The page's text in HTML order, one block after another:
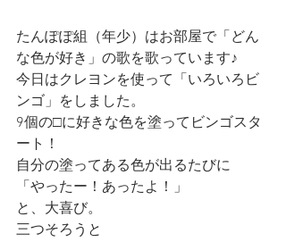
たんぽぽ組（年少）はお部屋で「どん
な色が好き」の歌を歌っています♪
今日はクレヨンを使って「いろいろビ
ンゴ」をしました。
9個の□に好きな色を塗ってビンゴスタ
ート！
自分の塗ってある色が出るたびに
「やったー！あったよ！」
と、大喜び。
三つそろうと